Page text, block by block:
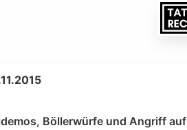
Böllerwürfe und Angriff auf